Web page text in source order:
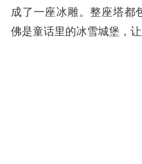
成了一座冰雕。整座塔都
佛是童话里的冰雪城堡，